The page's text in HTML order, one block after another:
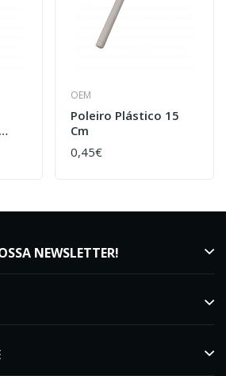
OEM
Poleiro Plástico 15
Cm
0,45€
NEWSLETTER!